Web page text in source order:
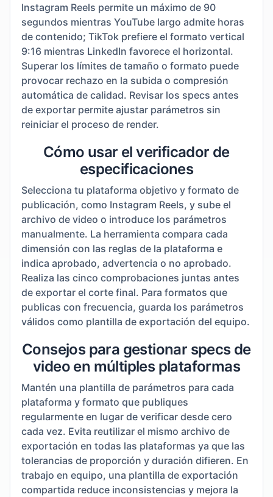
Instagram Reels permite un máximo de 90
segundos mientras YouTube largo admite horas
de contenido; TikTok prefiere el formato vertical
9:16 mientras LinkedIn favorece el horizontal.
Superar los límites de tamaño o formato puede
provocar rechazo en la subida o compresión
automática de calidad. Revisar los specs antes
de exportar permite ajustar parámetros sin
reiniciar el proceso de render.
Cómo usar el verificador de
especificaciones
Selecciona tu plataforma objetivo y formato de
publicación, como Instagram Reels, y sube el
archivo de video o introduce los parámetros
manualmente. La herramienta compara cada
dimensión con las reglas de la plataforma e
indica aprobado, advertencia o no aprobado.
Realiza las cinco comprobaciones juntas antes
de exportar el corte final. Para formatos que
publicas con frecuencia, guarda los parámetros
válidos como plantilla de exportación del equipo.
Consejos para gestionar specs de
video en múltiples plataformas
Mantén una plantilla de parámetros para cada
plataforma y formato que publiques
regularmente en lugar de verificar desde cero
cada vez. Evita reutilizar el mismo archivo de
exportación en todas las plataformas ya que las
tolerancias de proporción y duración difieren. En
trabajo en equipo, una plantilla de exportación
compartida reduce inconsistencias y mejora la